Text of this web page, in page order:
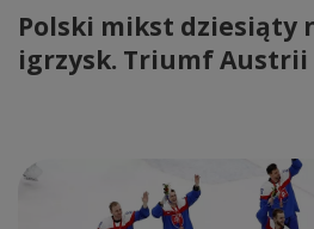
Polski mikst dziesiąty
igrzysk. Triumf Austrii